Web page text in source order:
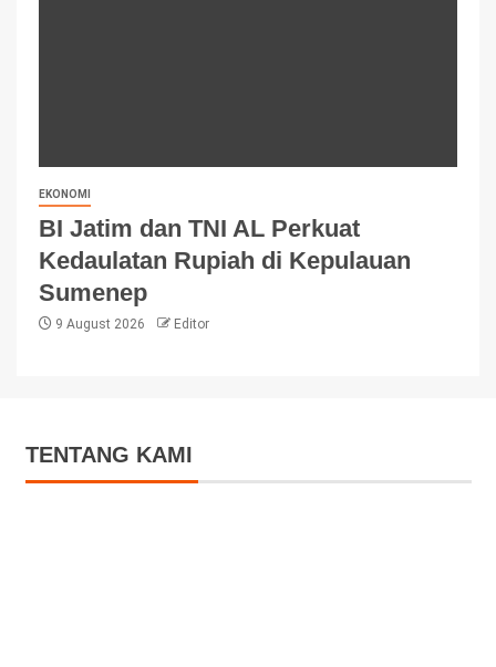
EKONOMI
BI Jatim dan TNI AL Perkuat
Kedaulatan Rupiah di Kepulauan
Sumenep
9 August 2026 Editor
TENTANG KAMI